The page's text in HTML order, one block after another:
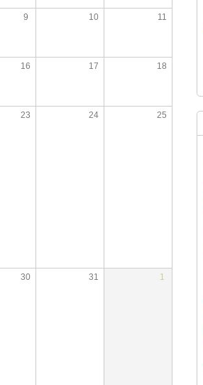
9 10 11
16 17 18
23 24 25
30 31 1